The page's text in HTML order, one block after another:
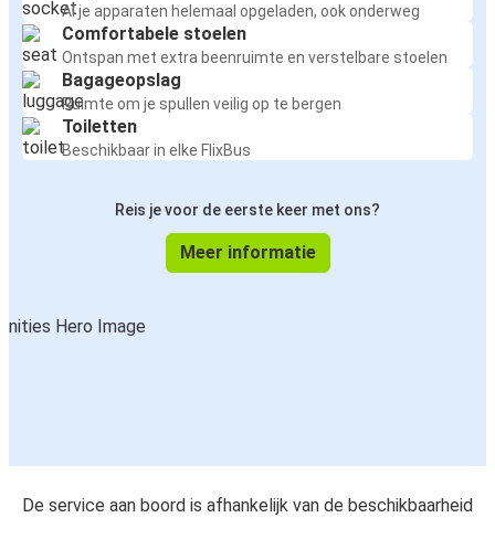
Al je apparaten helemaal opgeladen, ook onderweg
Comfortabele stoelen
Ontspan met extra beenruimte en verstelbare stoelen
Bagageopslag
Ruimte om je spullen veilig op te bergen
Toiletten
Beschikbaar in elke FlixBus
Reis je voor de eerste keer met ons?
Meer informatie
De service aan boord is afhankelijk van de beschikbaarheid